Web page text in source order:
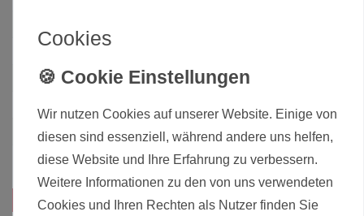
Altersfreigabe Ohne Altersbeschränkung
Herstellungsland United Kingdom
Inhalt 1 Stück
Das passt zu diesem Produkt:
Cookies
Wir nutzen Cookies auf unserer Website. Einige von
diesen sind essenziell, während andere uns helfen,
diese Website und Ihre Erfahrung zu verbessern.
Weitere Informationen zu den von uns verwendeten
Cookies und Ihren Rechten als Nutzer finden Sie